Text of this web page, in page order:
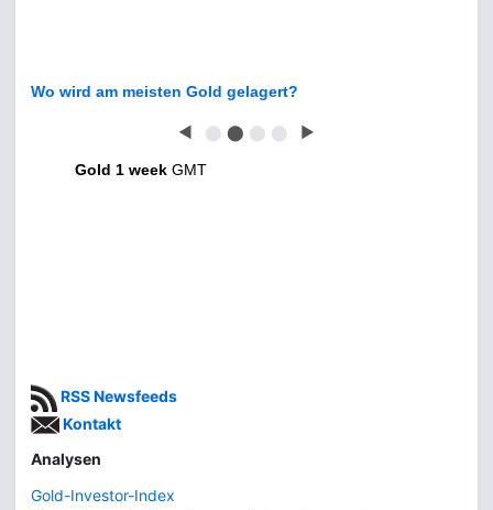
Wo wird am meisten Gold gelagert?
◀ ⬤ ⬤ ⬤ ⬤ ▶
Gold 1 week GMT
RSS Newsfeeds
Kontakt
Analysen
Gold-Investor-Index